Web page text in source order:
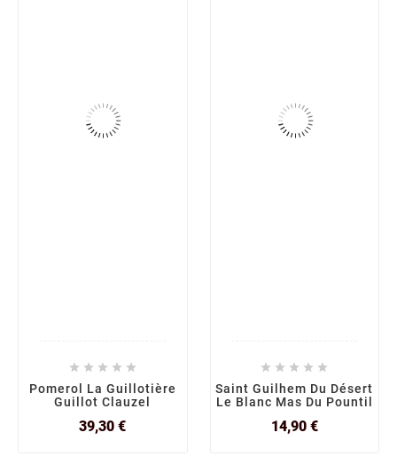
    
Pomerol La Guillotière
Guillot Clauzel
39,30 €Prix
    
Saint Guilhem Du Désert
Le Blanc Mas Du Pountil
14,90 €Prix